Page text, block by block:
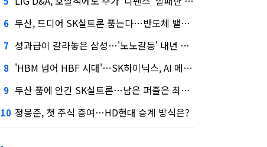
6 두산, 드디어 SK실트론 품는다…반도체 밸류체인 위상 강화
7 성과급이 갈라놓은 삼성…'노노갈등' 내년 교섭 판 흔들까
8 'HBM 넘어 HBF 시대'…SK하이닉스, AI 메모리 표준 선점 나섰다
9 두산 품에 안긴 SK실트론…남은 퍼즐은 최태원 지분 29.4%
10 정몽준, 첫 주식 증여…HD현대 승계 방식은?